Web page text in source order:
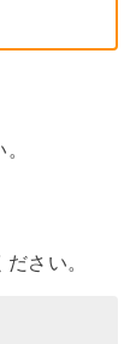
さい。